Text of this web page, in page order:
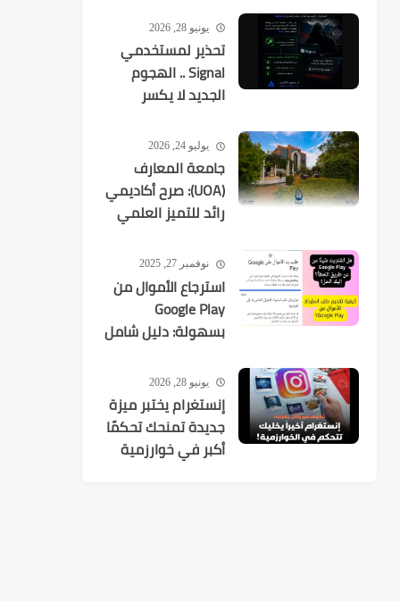
يونيو 28, 2026
تحذير لمستخدمي
Signal .. الهجوم
الجديد لا يكسر
يستهدفك
يوليو 24, 2026
جامعة المعارف
(UOA): صرح أكاديمي
رائد للتميز العلمي
نوفمبر 27, 2025
استرجاع الأموال من
Google Play
بسهولة: دليل شامل
يونيو 28, 2026
إنستغرام يختبر ميزة
جديدة تمنحك تحكمًا
أكبر في خوارزمية